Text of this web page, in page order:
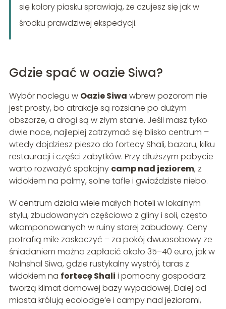
się kolory piasku sprawiają, że czujesz się jak w
środku prawdziwej ekspedycji.
Gdzie spać w oazie Siwa?
Wybór noclegu w Oazie Siwa wbrew pozorom nie
jest prosty, bo atrakcje są rozsiane po dużym
obszarze, a drogi są w złym stanie. Jeśli masz tylko
dwie noce, najlepiej zatrzymać się blisko centrum –
wtedy dojdziesz pieszo do fortecy Shali, bazaru, kilku
restauracji i części zabytków. Przy dłuższym pobycie
warto rozważyć spokojny camp nad jeziorem, z
widokiem na palmy, solne tafle i gwiaździste niebo.
W centrum działa wiele małych hoteli w lokalnym
stylu, zbudowanych częściowo z gliny i soli, często
wkomponowanych w ruiny starej zabudowy. Ceny
potrafią mile zaskoczyć – za pokój dwuosobowy ze
śniadaniem można zapłacić około 35–40 euro, jak w
Nalnshal Siwa, gdzie rustykalny wystrój, taras z
widokiem na fortecę Shali i pomocny gospodarz
tworzą klimat domowej bazy wypadowej. Dalej od
miasta królują ecolodge’e i campy nad jeziorami,